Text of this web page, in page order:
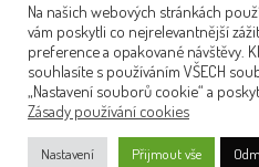
semináře, konferenci, plavbu na
tiskneme odborné publikace pro
NEWSLETTER
Na našich webových stránkách
vám poskytli co nejrelevantnější
preference a opakované návštěvy.
souhlasíte s používáním VŠECH
„Nastavení souborů cookie“ a
Zásady používání cookies
Nastavení Přijmout vše